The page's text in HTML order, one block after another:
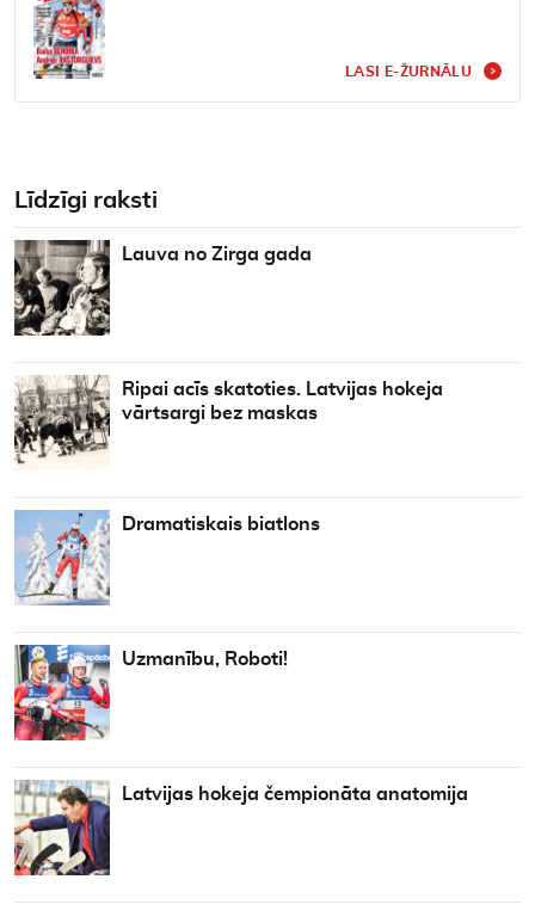
LASI E-ŽURNĀLU
Līdzīgi raksti
Lauva no Zirga gada
Ripai acīs skatoties. Latvijas hokeja
vārtsargi bez maskas
Dramatiskais biatlons
Uzmanību, Roboti!
Latvijas hokeja čempionāta anatomija